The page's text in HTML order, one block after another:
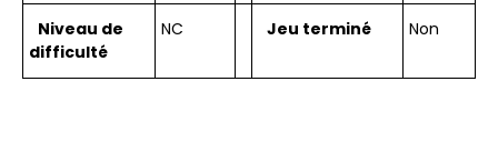
Niveau de
difficulté
NC Jeu terminé Non